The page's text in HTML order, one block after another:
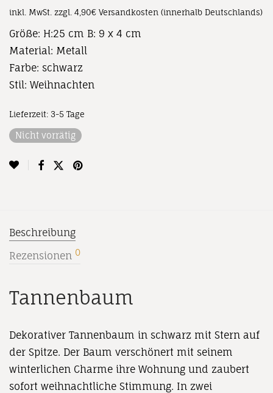
inkl. MwSt. zzgl. 4,90€ Versandkosten (innerhalb Deutschlands)
Größe: H:25 cm B: 9 x 4 cm
Material: Metall
Farbe: schwarz
Stil: Weihnachten
Lieferzeit: 3-5 Tage
Nicht vorrätig
Beschreibung
Rezensionen 0
Tannenbaum
Dekorativer Tannenbaum in schwarz mit Stern auf
der Spitze. Der Baum verschönert mit seinem
winterlichen Charme ihre Wohnung und zaubert
sofort weihnachtliche Stimmung. In zwei